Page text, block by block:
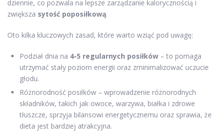
dziennie, co pozwala na lepsze zarządzanie kalorycznością i
zwiększa sytość poposiłkową.
Oto kilka kluczowych zasad, które warto wziąć pod uwagę:
Podział dnia na 4-5 regularnych posiłków – to pomaga
utrzymać stały poziom energii oraz zminimalizować uczucie
głodu.
Różnorodność posiłków – wprowadzenie różnorodnych
składników, takich jak owoce, warzywa, białka i zdrowe
tłuszcze, sprzyja bilansowi energetycznemu oraz sprawia, że
dieta jest bardziej atrakcyjna.